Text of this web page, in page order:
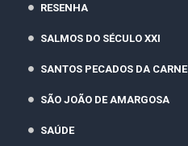
RESENHA
SALMOS DO SÉCULO XXI
SANTOS PECADOS DA CARNE
SÃO JOÃO DE AMARGOSA
SAÚDE